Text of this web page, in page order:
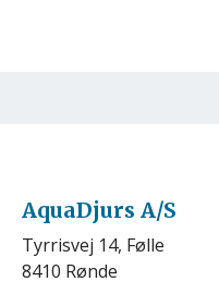
AquaDjurs A/S
Tyrrisvej 14, Følle
8410 Rønde